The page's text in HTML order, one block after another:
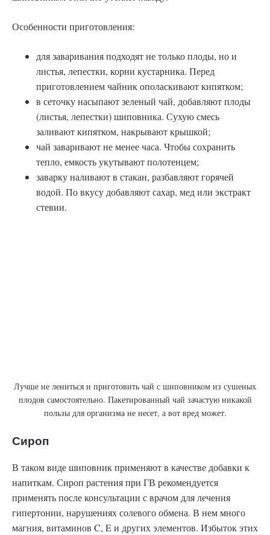
Особенности приготовления:
для заваривания подходят не только плоды, но и
листья, лепестки, корни кустарника. Перед
приготовлением чайник ополаскивают кипятком;
в сеточку насыпают зеленый чай, добавляют плоды
(листья, лепестки) шиповника. Сухую смесь
заливают кипятком, накрывают крышкой;
чай заваривают не менее часа. Чтобы сохранить
тепло, емкость укутывают полотенцем;
заварку наливают в стакан, разбавляют горячей
водой. По вкусу добавляют сахар, мед или экстракт
стевии.
Лучше не лениться и приготовить чай с шиповником из сушеных
плодов самостоятельно. Пакетированный чай зачастую никакой
пользы для организма не несет, а вот вред может.
Сироп
В таком виде шиповник применяют в качестве добавки к
напиткам. Сироп растения при ГВ рекомендуется
применять после консультации с врачом для лечения
гипертонии, нарушениях солевого обмена. В нем много
магния, витаминов C, E и других элементов. Избыток этих